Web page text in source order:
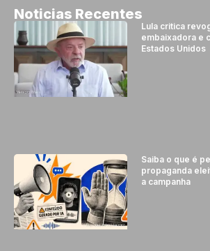
Noticias Recentes
Lula critica
embaixadora e
Estados Unidos
Saiba o que é
propaganda
a campanha